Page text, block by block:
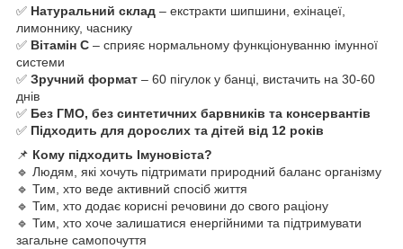
✅ Натуральний склад – екстракти шипшини, ехінацеї,
лимоннику, часнику
✅ Вітамін С – сприяє нормальному функціонуванню імунної
системи
✅ Зручний формат – 60 пігулок у банці, вистачить на 30-60
днів
✅ Без ГМО, без синтетичних барвників та консервантів
✅ Підходить для дорослих та дітей від 12 років
📌 Кому підходить Імуновіста?
🔹 Людям, які хочуть підтримати природний баланс організму
🔹 Тим, хто веде активний спосіб життя
🔹 Тим, хто додає корисні речовини до свого раціону
🔹 Тим, хто хоче залишатися енергійними та підтримувати
загальне самопочуття